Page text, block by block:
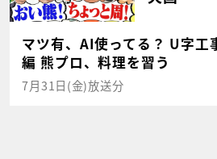
マツ有、AI使ってる？ U字工
編 熊プロ、料理を習う
7月31日(金)放送分